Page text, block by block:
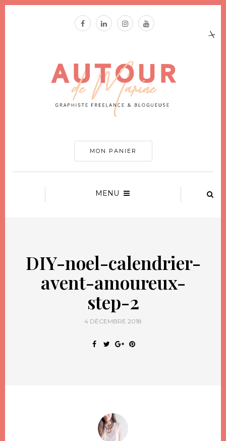
MON PANIER
MENU
DIY-noel-calendrier-
avent-amoureux-
step-2
4 DÉCEMBRE 2018